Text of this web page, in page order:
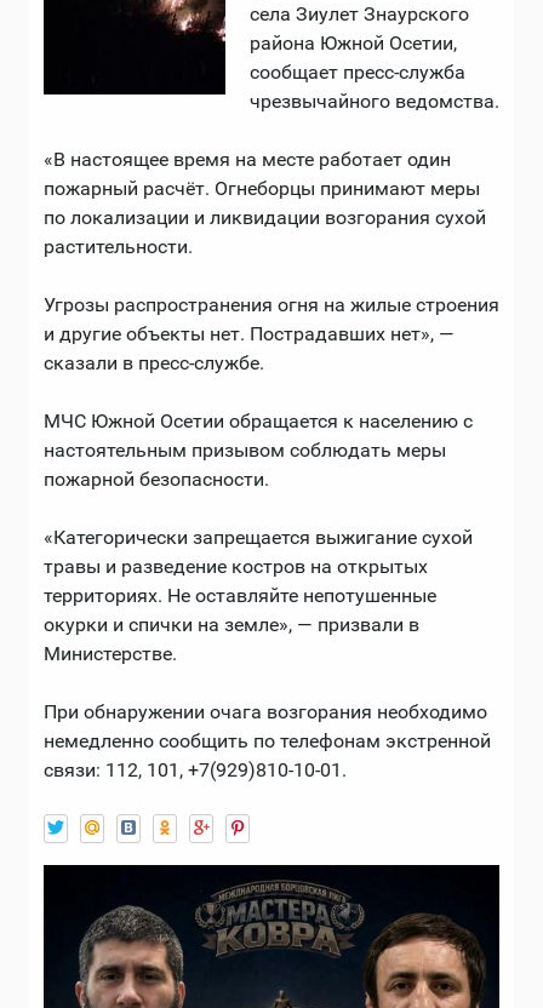
села Зиулет Знаурского
района Южной Осетии,
сообщает пресс-служба
чрезвычайного ведомства.
«В настоящее время на месте работает один
пожарный расчёт. Огнеборцы принимают меры
по локализации и ликвидации возгорания сухой
растительности.
Угрозы распространения огня на жилые строения
и другие объекты нет. Пострадавших нет», —
сказали в пресс-службе.
МЧС Южной Осетии обращается к населению с
настоятельным призывом соблюдать меры
пожарной безопасности.
«Категорически запрещается выжигание сухой
травы и разведение костров на открытых
территориях. Не оставляйте непотушенные
окурки и спички на земле», — призвали в
Министерстве.
При обнаружении очага возгорания необходимо
немедленно сообщить по телефонам экстренной
связи: 112, 101, +7(929)810-10-01.